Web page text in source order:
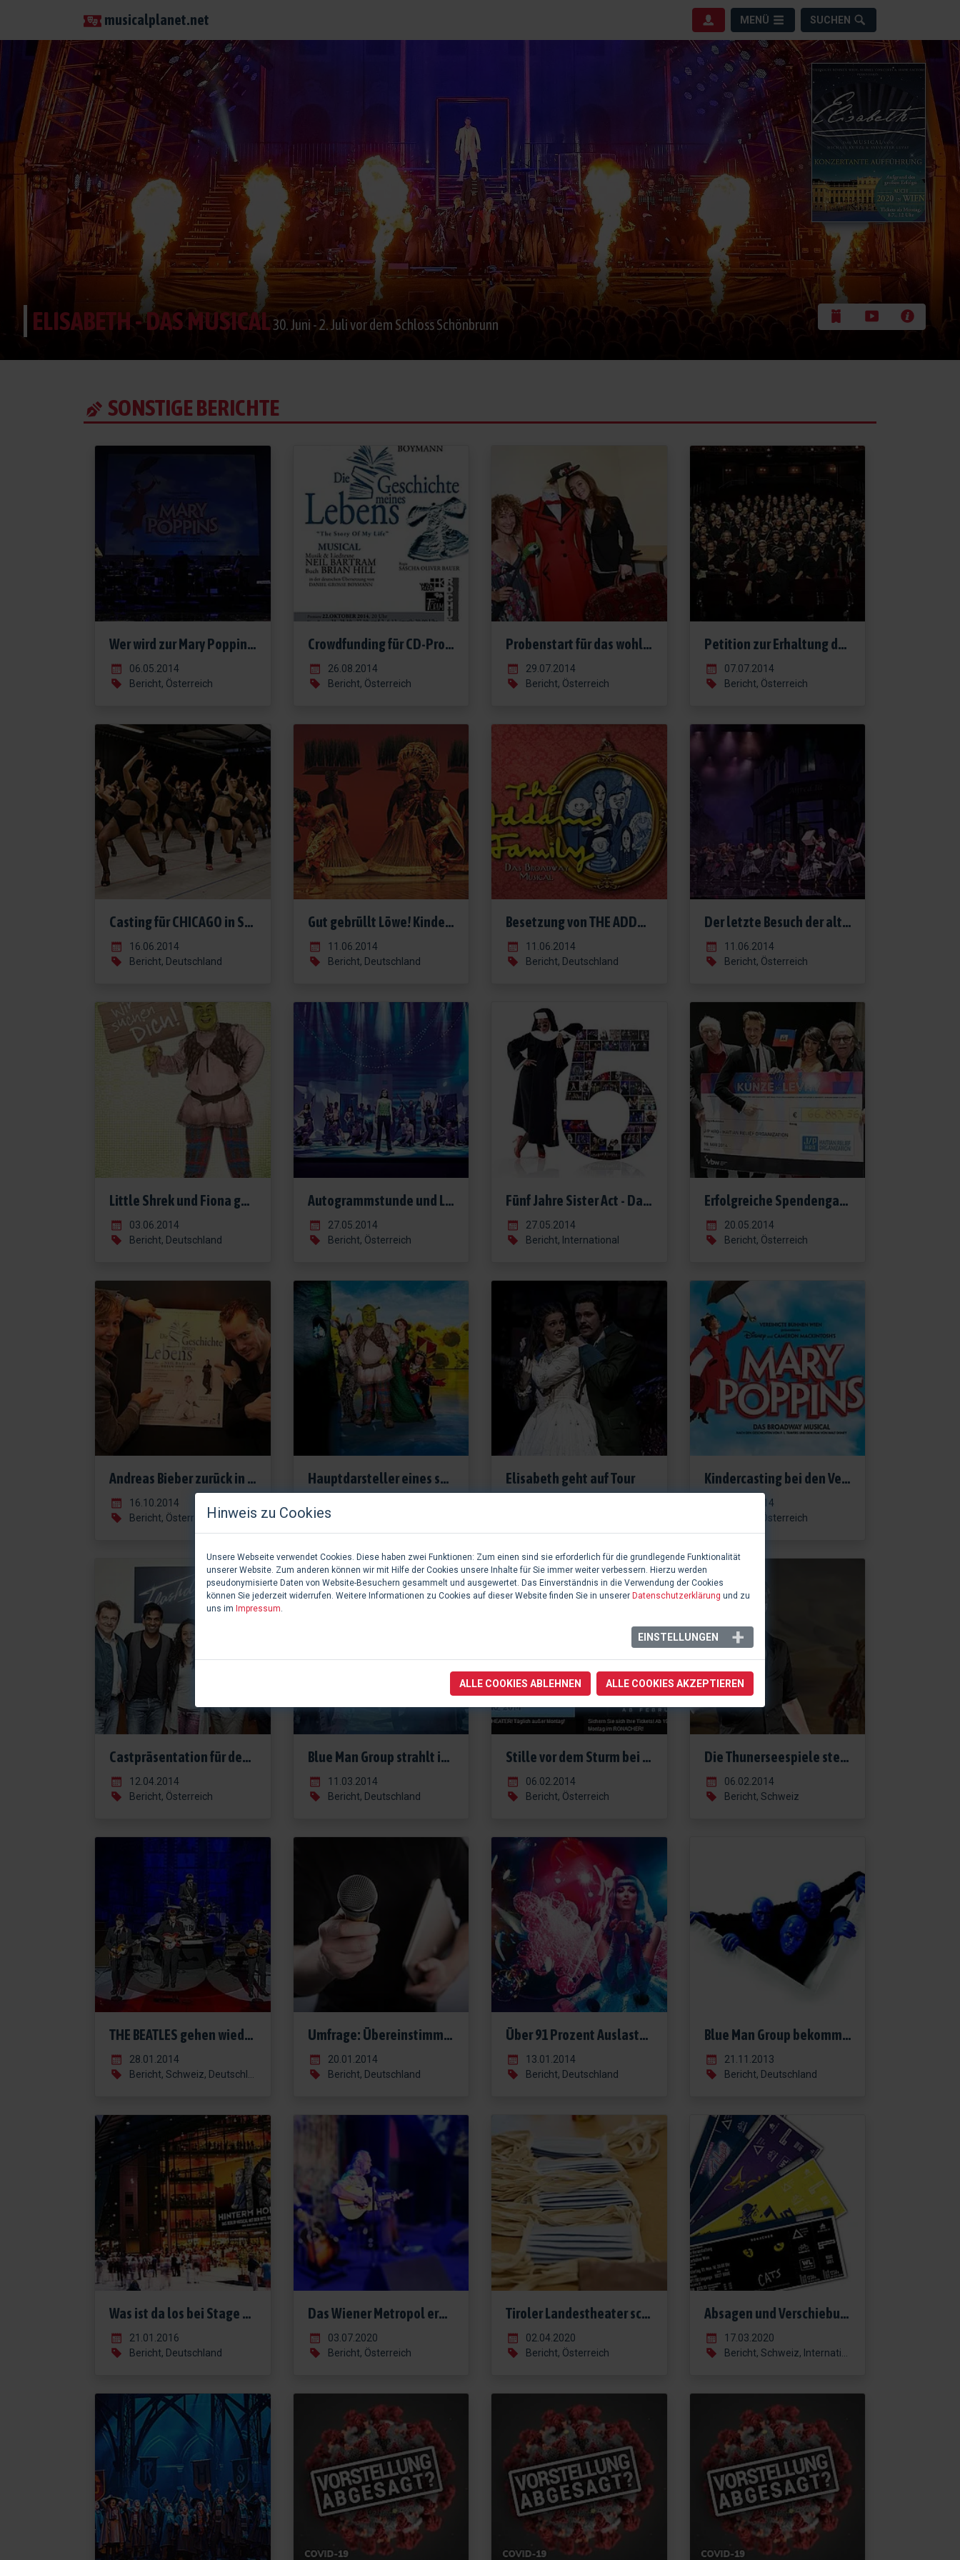
musicalplanet.net MENÜ SUCHEN
ELISABETH - DAS MUSICAL30. Juni - 2. Juli vor dem Schloss Schönbrunn
SONSTIGE BERICHTE
Wer wird zur Mary Poppins in Wien?
06.05.2014
Bericht, Österreich
Crowdfunding für CD-Produktion
26.08.2014
Bericht, Österreich
Probenstart für das wohl berühmteste Kindermädchen
29.07.2014
Bericht, Österreich
Petition zur Erhaltung des Orchesters der VBW
07.07.2014
Bericht, Österreich
Casting für CHICAGO in Stuttgart abgeschlossen
16.06.2014
Bericht, Deutschland
Gut gebrüllt Löwe! Kindercasting zu Der König Der Löwen in Hamburg
11.06.2014
Bericht, Deutschland
Besetzung von THE ADDAMS FAMILY!
11.06.2014
Bericht, Deutschland
Der letzte Besuch der alten Dame
11.06.2014
Bericht, Österreich
Little Shrek und Fiona gesucht!
03.06.2014
Bericht, Deutschland
Autogrammstunde und Live Auftritt zu MAMMA MIA!
27.05.2014
Bericht, Österreich
Fünf Jahre Sister Act - Das Musical
27.05.2014
Bericht, International
Erfolgreiche Spendengala zugunsten Haiti
20.05.2014
Bericht, Österreich
Andreas Bieber zurück in Wien
16.10.2014
Bericht, Österreich
Hauptdarsteller eines shreklichen Cast stehen fest
Bericht, Deutschland
Elisabeth geht auf Tour Kindercasting bei den Vereinigten Bühnen Wien
16.04.2014
Bericht, Österreich
Castpräsentation für den Musicalsommer Amstetten 2014
12.04.2014
Bericht, Österreich
Blue Man Group strahlt in neuem Look
11.03.2014
Bericht, Deutschland
Stille vor dem Sturm bei den Vereinigten Bühnen Wien
06.02.2014
Bericht, Österreich
Die Thunerseespiele stellen ihre Hauptdarsteller für 2014 vor!
06.02.2014
Bericht, Schweiz
THE BEATLES gehen wieder auf Tour!
28.01.2014
Bericht, Schweiz, Deutschland, Österreich
Umfrage: Übereinstimmung des Markenimage Musical mit dem Image Hamburgs
20.01.2014
Bericht, Deutschland
Über 91 Prozent Auslastung in Europas Showpalast!
13.01.2014
Bericht, Deutschland
Blue Man Group bekommt RELAUNCH!
21.11.2013
Bericht, Deutschland
Was ist da los bei Stage Entertainment?
21.01.2016
Bericht, Deutschland
Das Wiener Metropol erwacht aus dem Tiefschlaf!
03.07.2020
Bericht, Österreich
Tiroler Landestheater schneidert nun Behelfs-Mund-Nasen-Masken
02.04.2020
Bericht, Österreich
Absagen und Verschiebungen von Veranstaltungen: Deine Rechte im Überblick
17.03.2020
Bericht, Schweiz, International, Deutschland, Österreich
Hinweis zu Cookies
Unsere Webseite verwendet Cookies. Diese haben zwei Funktionen: Zum einen sind sie erforderlich für die grundlegende Funktionalität
unserer Website. Zum anderen können wir mit Hilfe der Cookies unsere Inhalte für Sie immer weiter verbessern. Hierzu werden
pseudonymisierte Daten von Website-Besuchern gesammelt und ausgewertet. Das Einverständnis in die Verwendung der Cookies
können Sie jederzeit widerrufen. Weitere Informationen zu Cookies auf dieser Website finden Sie in unserer Datenschutzerklärung und zu
uns im Impressum.
EINSTELLUNGEN
ALLE COOKIES ABLEHNEN ALLE COOKIES AKZEPTIEREN